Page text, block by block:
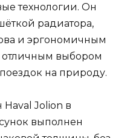
технологии. Он
радиатора,
и эргономичным
отличным выбором
на природу.
Haval Jolion в
выполнен